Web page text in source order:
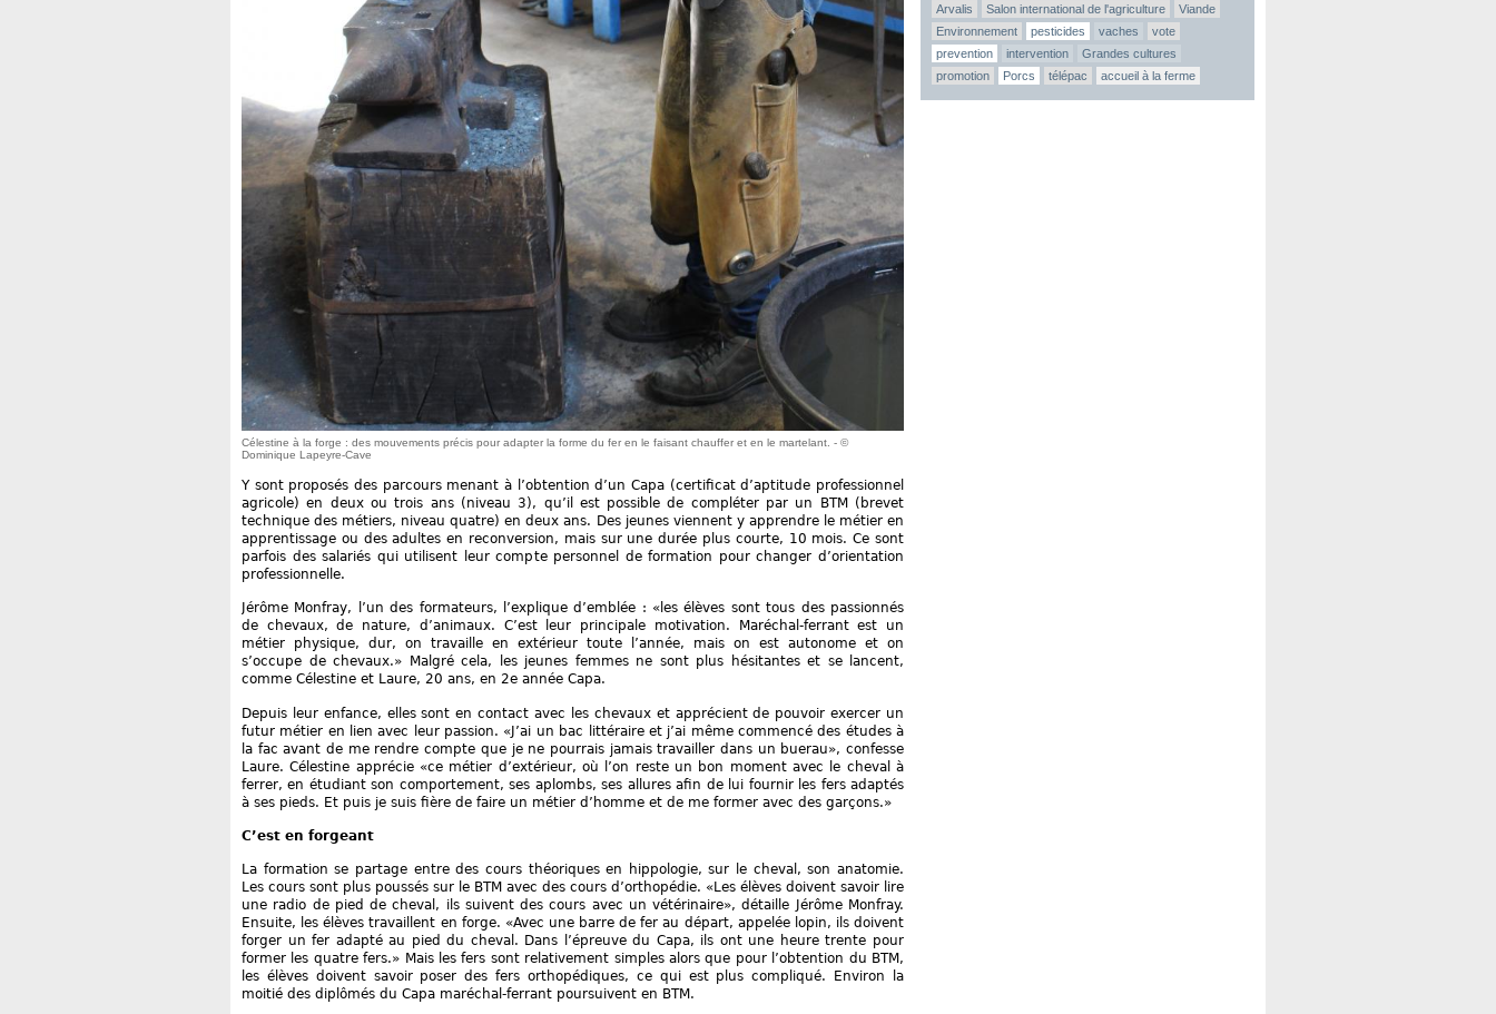
Célestine à la forge : des mouvements précis pour adapter la forme du fer en le faisant chauffer et en le martelant. - ©
Dominique Lapeyre-Cave
Y sont proposés des parcours menant à l’obtention d’un Capa (certificat d’aptitude professionnel
agricole) en deux ou trois ans (niveau 3), qu’il est possible de compléter par un BTM (brevet
technique des métiers, niveau quatre) en deux ans. Des jeunes viennent y apprendre le métier en
apprentissage ou des adultes en reconversion, mais sur une durée plus courte, 10 mois. Ce sont
parfois des salariés qui utilisent leur compte personnel de formation pour changer d’orientation
professionnelle.
Jérôme Monfray, l’un des formateurs, l’explique d’emblée : «les élèves sont tous des passionnés
de chevaux, de nature, d’animaux. C’est leur principale motivation. Maréchal-ferrant est un
métier physique, dur, on travaille en extérieur toute l’année, mais on est autonome et on
s’occupe de chevaux.» Malgré cela, les jeunes femmes ne sont plus hésitantes et se lancent,
comme Célestine et Laure, 20 ans, en 2e année Capa.
Depuis leur enfance, elles sont en contact avec les chevaux et apprécient de pouvoir exercer un
futur métier en lien avec leur passion. «J’ai un bac littéraire et j’ai même commencé des études à
la fac avant de me rendre compte que je ne pourrais jamais travailler dans un buerau», confesse
Laure. Célestine apprécie «ce métier d’extérieur, où l’on reste un bon moment avec le cheval à
ferrer, en étudiant son comportement, ses aplombs, ses allures afin de lui fournir les fers adaptés
à ses pieds. Et puis je suis fière de faire un métier d’homme et de me former avec des garçons.»
C’est en forgeant
La formation se partage entre des cours théoriques en hippologie, sur le cheval, son anatomie.
Les cours sont plus poussés sur le BTM avec des cours d’orthopédie. «Les élèves doivent savoir lire
une radio de pied de cheval, ils suivent des cours avec un vétérinaire», détaille Jérôme Monfray.
Ensuite, les élèves travaillent en forge. «Avec une barre de fer au départ, appelée lopin, ils doivent
forger un fer adapté au pied du cheval. Dans l’épreuve du Capa, ils ont une heure trente pour
former les quatre fers.» Mais les fers sont relativement simples alors que pour l’obtention du BTM,
les élèves doivent savoir poser des fers orthopédiques, ce qui est plus compliqué. Environ la
moitié des diplômés du Capa maréchal-ferrant poursuivent en BTM.
Arvalis
Salon international de l'agriculture
Viande
Environnement
pesticides vaches
vote
prevention
intervention
Grandes cultures
promotion
Porcs télépac accueil à la ferme